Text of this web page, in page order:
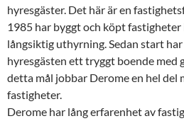
hyresgäster. Det här är en
1985 har byggt och köpt
långsiktig uthyrning. Sedan start
hyresgästen ett tryggt boende med
detta mål jobbar Derome en hel del
fastigheter.
Derome har lång erfarenhet av